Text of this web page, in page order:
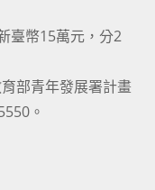
臺幣15萬元，分2
部青年發展署計畫
。